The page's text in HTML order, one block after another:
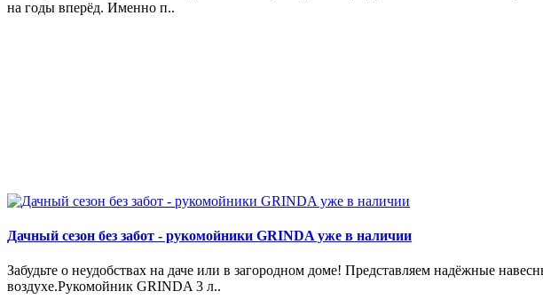
на годы вперёд. Именно п..
Дачный сезон без забот - рукомойники GRINDA уже в наличии
Забудьте о неудобствах на даче или в загородном доме! Представляем надёжные
воздухе.Рукомойник GRINDA 3 л..